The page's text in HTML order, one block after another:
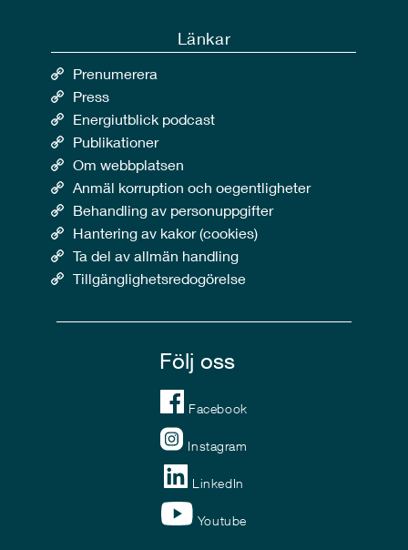
Länkar
Prenumerera
Press
Energiutblick podcast
Publikationer
Om webbplatsen
Anmäl korruption och oegentligheter
Behandling av personuppgifter
Hantering av kakor (cookies)
Ta del av allmän handling
Tillgänglighetsredogörelse
Följ oss
Facebook
Instagram
LinkedIn
Youtube